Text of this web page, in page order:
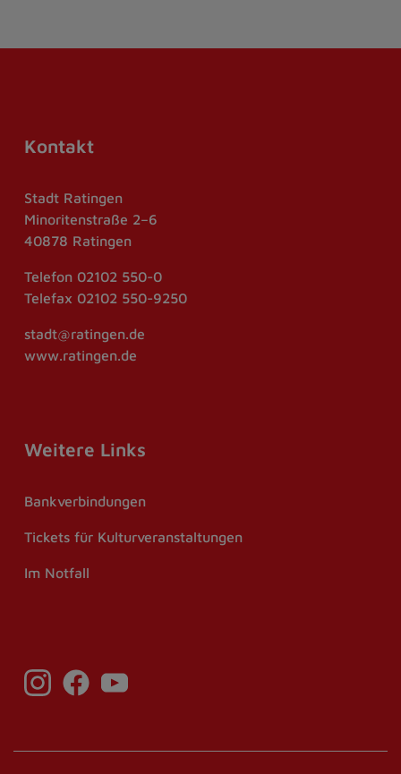
Kontakt
Stadt Ratingen
Minoritenstraße 2–6
40878 Ratingen
Telefon 02102 550-0
Telefax 02102 550-9250
stadt@ratingen.de
www.ratingen.de
Weitere Links
Bankverbindungen
Tickets für Kulturveranstaltungen
Im Notfall